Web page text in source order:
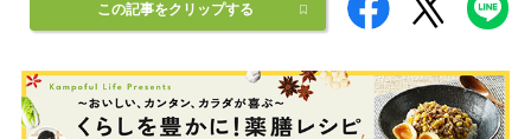
この記事をクリップする